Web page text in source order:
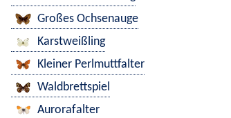
Großes Ochsenauge
Karstweißling
Kleiner Perlmuttfalter
Waldbrettspiel
Aurorafalter